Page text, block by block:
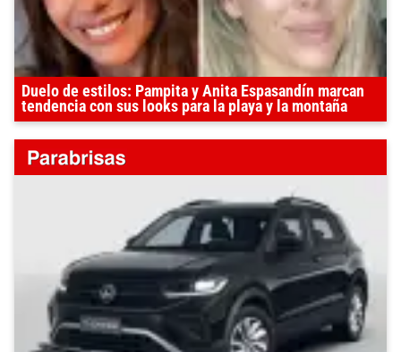
Duelo de estilos: Pampita y Anita Espasandín marcan
tendencia con sus looks para la playa y la montaña